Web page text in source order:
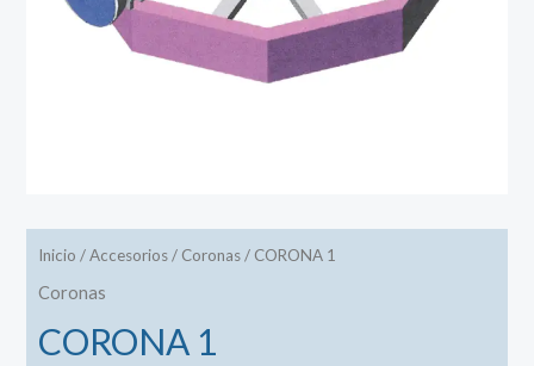
Inicio /Accesorios/ Coronas/ CORONA 1
Coronas
CORONA 1